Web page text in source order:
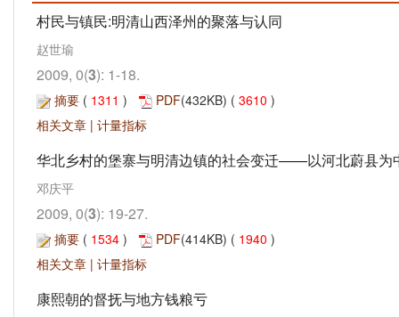
村民与镇民:明清山西泽州的聚落与认同
赵世瑜
2009, 0(3): 1-18.
摘要 ( 1311 ) PDF(432KB) ( 3610 )
相关文章 | 计量指标
华北乡村的堡寨与明清边镇的社会变迁——以河北蔚县为
邓庆平
2009, 0(3): 19-27.
摘要 ( 1534 ) PDF(414KB) ( 1940 )
相关文章 | 计量指标
康熙朝的督抚与地方钱粮亏